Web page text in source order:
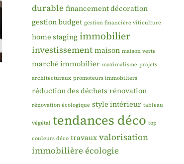
durable financement décoration
gestion budget gestion financière viticulture
home staging immobilier
investissement maison maison verte
marché immobilier maximalisme projets
architecturaux promoteurs immobiliers
réduction des déchets rénovation
rénovation écologique style intérieur tableau
végétal tendances déco top
couleurs déco travaux valorisation
immobilièreécologie